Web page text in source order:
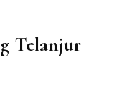
Telanjur